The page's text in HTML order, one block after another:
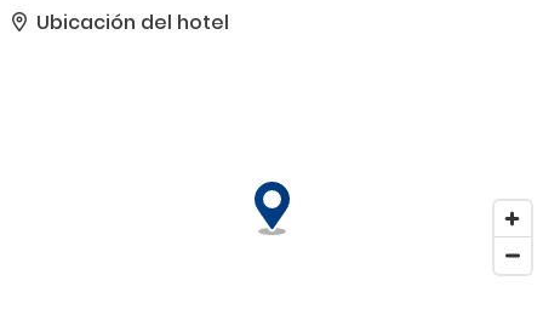
tintorería, un servicio de recepción las 24 horas y atención
Ubicación del hotel